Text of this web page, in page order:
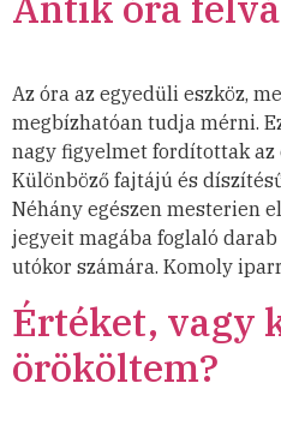
Az óra az egyedüli eszköz,
megbízhatóan tudja mérni.
nagy figyelmet fordítottak az
Különböző fajtájú és
Néhány egészen mesterien
jegyeit magába foglaló
utókor számára. Komoly
Értéket, vagy
örököltem?